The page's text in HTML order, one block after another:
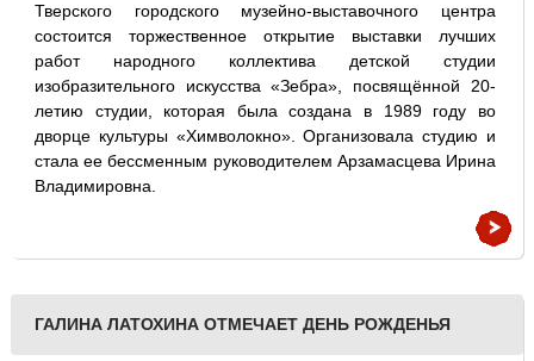
Тверского городского музейно-выставочного центра
состоится торжественное открытие выставки лучших
работ народного коллектива детской студии
изобразительного искусства «Зебра», посвящённой 20-
летию студии, которая была создана в 1989 году во
дворце культуры «Химволокно». Организовала студию и
стала ее бессменным руководителем Арзамасцева Ирина
Владимировна.
ГАЛИНА ЛАТОХИНА ОТМЕЧАЕТ ДЕНЬ РОЖДЕНЬЯ